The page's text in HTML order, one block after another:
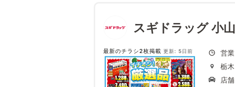
スギドラッグ 小
最新のチラシ2枚掲載 更新: 5日前
営
栃
店